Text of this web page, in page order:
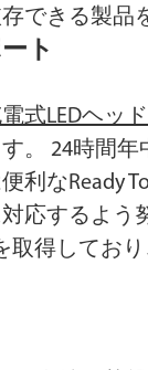
イト
できる製品
ト
式LEDヘッ
。 24時間
利なReady
応するよう
取得してお